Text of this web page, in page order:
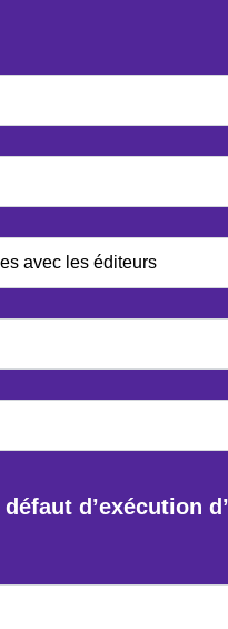
avec les éditeurs
d’exécution